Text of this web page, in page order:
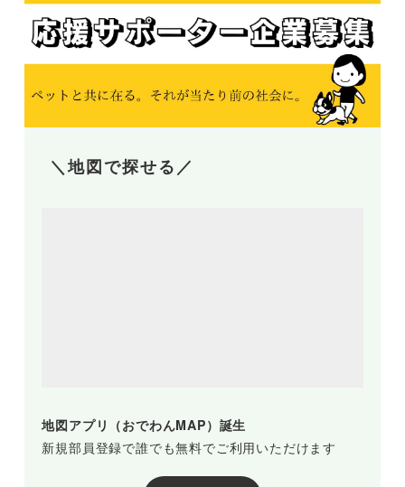
＼地図で探せる／
地図アプリ（おでわんMAP）誕生
新規部員登録で誰でも無料でご利用いただけます